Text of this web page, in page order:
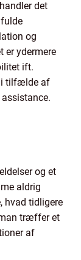
det
og
er ydermere
ift.
i tilfælde af
og et
aldrig
hvad tidligere
træffer et
af